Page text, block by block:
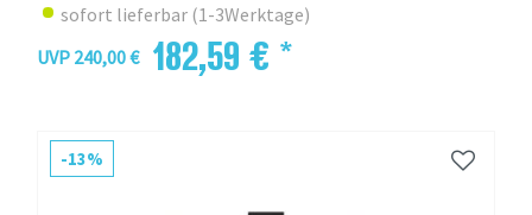
sofort lieferbar (1-3Werktage)
UVP 240,00 € 182,59 € *
-13%